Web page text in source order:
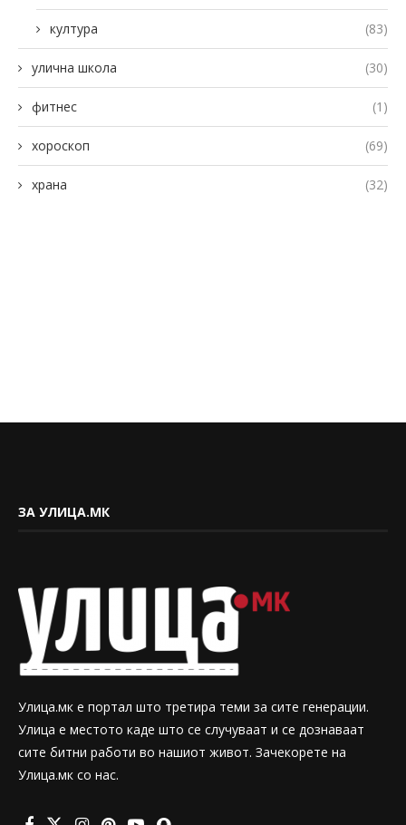
култура (83)
улична школа (30)
фитнес (1)
хороскоп (69)
храна (32)
ЗА УЛИЦА.МК
Улица.мк е портал што третира теми за сите генерации.
Улица е местото каде што се случуваат и се дознаваат
сите битни работи во нашиот живот. Зачекорете на
Улица.мк со нас.